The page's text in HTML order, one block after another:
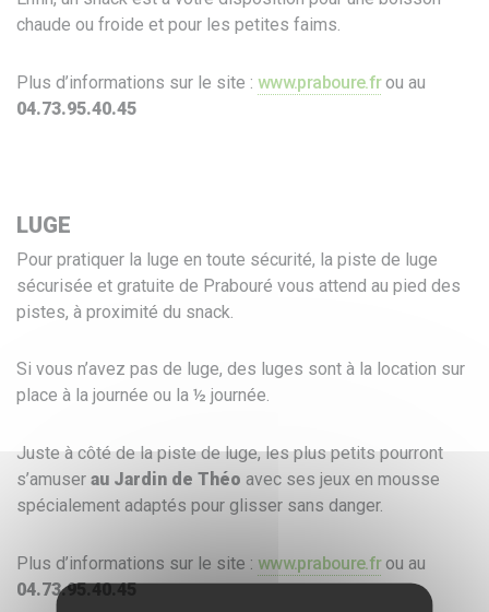
chaude ou froide et pour les petites faims.
Plus d’informations sur le site : www.praboure.frou au
04.73.95.40.45
LUGE
Pour pratiquer la luge en toute sécurité, la piste de luge
sécurisée et gratuite de Prabouré vous attend au pied des
pistes, à proximité du snack.
Si vous n’avez pas de luge, des luges sont à la location sur
place à la journée ou la ½ journée.
Juste à côté de la piste de luge, les plus petits pourront
s’amuser au Jardin de Théo avec ses jeux en mousse
spécialement adaptés pour glisser sans danger.
Plus d’informations sur le site : www.praboure.frou au
04.73.95.40.45